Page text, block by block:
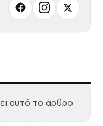
αυτό το άρθρο.